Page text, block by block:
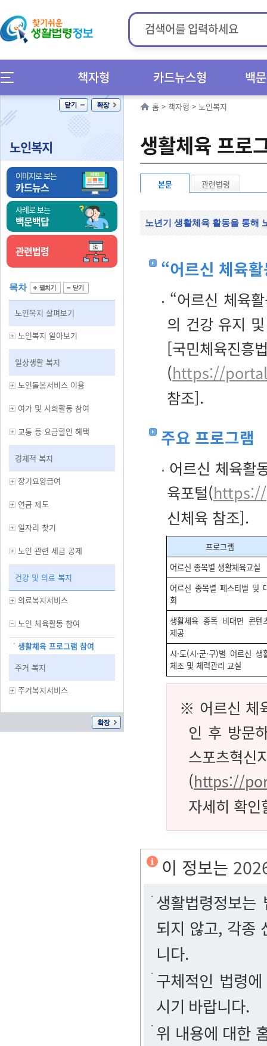
책자형 카드뉴스형 백
노인복지
이미지로 보는
카드뉴스
사례로 보는
백문백답
관련법령
목차
노인복지 살펴보기
노인복지 알아보기
일상생활 복지
노인돌봄서비스 이용
여가 및 사회활동 참여
교통 등 요금할인 혜택
경제적 복지
장기요양급여
연금 제도
일자리 찾기
노인 관련 세금 공제
건강 및 의료 복지
의료복지서비스
노인 체육활동 참여
생활체육 프로그램 참여
주거 복지
주거복지서비스
홈 > 책자형 > 노인복지
생활체육 프로
본문 관련법령
노년기 생활체육 활동을 통해
“어르신 체육
“어르신 체육
의 건강 유지
[국민체육진
(https://
참조].
주요 프로그램
어르신 체육활
육포털(
신체육 참조].
프로그램
어르신 종목별 생활체육교실
어르신 종목별 페스티벌 및
회
생활체육 종목 비대면 콘텐
제공
시·도(시·군·구)별 어르신 생
체조 및 체력관리 교실
※ 어르신 체
인 후 방문
스포츠혁신
(https://
자세히 확
이 정보는
생활법령정보
되지 않고, 각종
니다.
구체적인 법령
시기 바랍니다.
위 내용에 대한